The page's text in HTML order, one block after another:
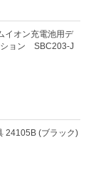
オン充電池用デ
ション SBC203-J
24105B (ブラック)